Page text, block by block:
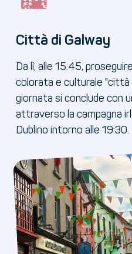
Città di Galway
Da lì, alle 15:45,
colorata e culturale "città
giornata si conclude con
attraverso la campagna
Dublino intorno alle 19:30.